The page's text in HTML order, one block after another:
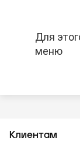
Для
меню
Для
меню
Для
меню
Клиентам